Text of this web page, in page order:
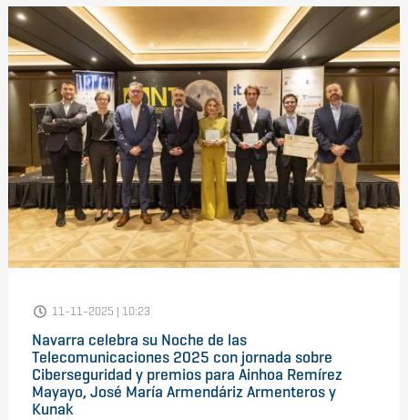
11-11-2025 | 10:23
Navarra celebra su Noche de las
Telecomunicaciones 2025 con jornada sobre
Ciberseguridad y premios para Ainhoa Remírez
Mayayo, José María Armendáriz Armenteros y
Kunak